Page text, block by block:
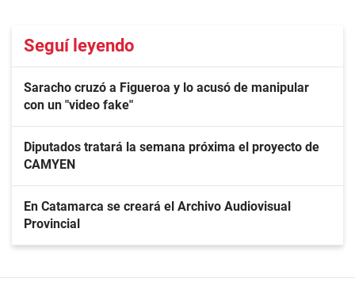
Seguí leyendo
Saracho cruzó a Figueroa y lo acusó de manipular
con un "video fake"
Diputados tratará la semana próxima el proyecto de
CAMYEN
En Catamarca se creará el Archivo Audiovisual
Provincial